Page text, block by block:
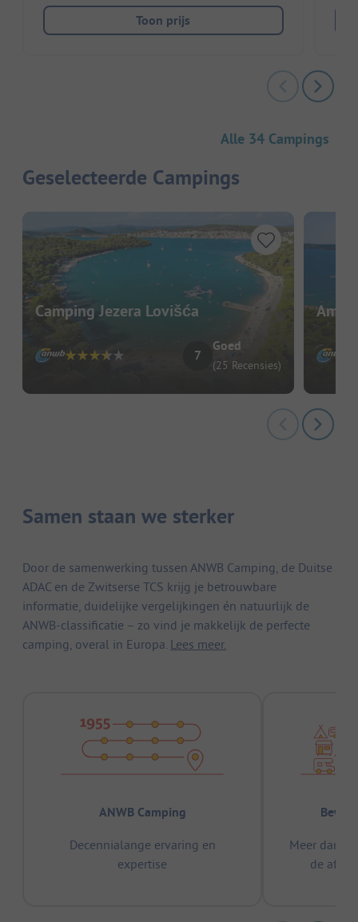
Toon prijs
Alle 34 Campings
Geselecteerde Campings
Camping Jezera Lovišća
7
Goed
(25 Recensies)
Samen staan we sterker
Door de samenwerking tussen ANWB Camping, de Duitse
ADAC en de Zwitserse TCS krijg je betrouwbare
informatie, duidelijke vergelijkingen én natuurlijk de
ANWB-classificatie – zo vind je makkelijk de perfecte
camping, overal in Europa. Lees meer.
ANWB Camping
Decennialange ervaring en
expertise
Meer dan
de